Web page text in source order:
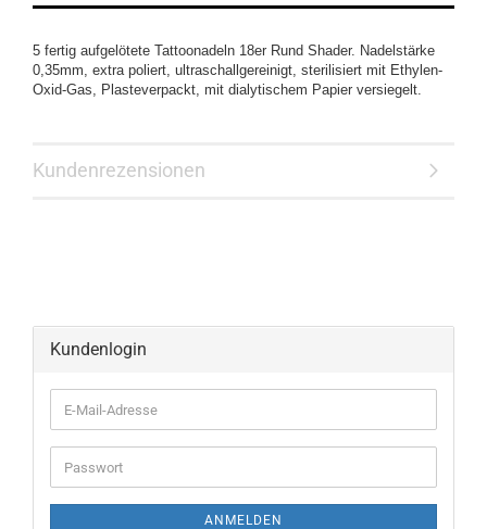
5 fertig aufgelötete Tattoonadeln 18er Rund Shader. Nadelstärke
0,35mm, extra poliert, ultraschallgereinigt, sterilisiert mit Ethylen-
Oxid-Gas, Plasteverpackt, mit dialytischem Papier versiegelt.
Kundenrezensionen
Kundenlogin
E-
Mail-
Adresse
Passwort
ANMELDEN